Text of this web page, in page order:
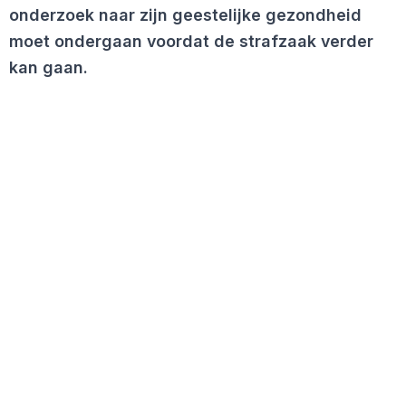
onderzoek naar zijn geestelijke gezondheid
moet ondergaan voordat de strafzaak verder
kan gaan.